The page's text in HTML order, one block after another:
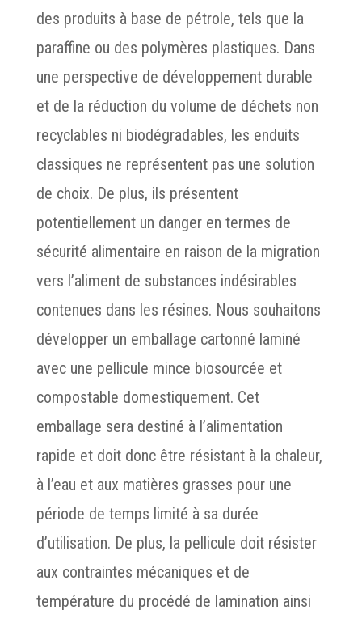
des produits à base de pétrole, tels que la
paraffine ou des polymères plastiques. Dans
une perspective de développement durable
et de la réduction du volume de déchets non
recyclables ni biodégradables, les enduits
classiques ne représentent pas une solution
de choix. De plus, ils présentent
potentiellement un danger en termes de
sécurité alimentaire en raison de la migration
vers l’aliment de substances indésirables
contenues dans les résines. Nous souhaitons
développer un emballage cartonné laminé
avec une pellicule mince biosourcée et
compostable domestiquement. Cet
emballage sera destiné à l’alimentation
rapide et doit donc être résistant à la chaleur,
à l’eau et aux matières grasses pour une
période de temps limité à sa durée
d’utilisation. De plus, la pellicule doit résister
aux contraintes mécaniques et de
température du procédé de lamination ainsi